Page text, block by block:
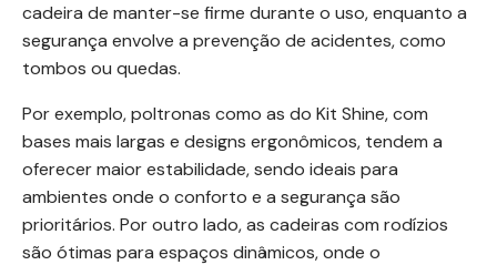
cadeira de manter-se firme durante o uso, enquanto a
segurança envolve a prevenção de acidentes, como
tombos ou quedas.
Por exemplo, poltronas como as do Kit Shine, com
bases mais largas e designs ergonômicos, tendem a
oferecer maior estabilidade, sendo ideais para
ambientes onde o conforto e a segurança são
prioritários. Por outro lado, as cadeiras com rodízios
são ótimas para espaços dinâmicos, onde o